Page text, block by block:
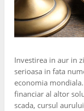
Investirea in aur in
serioasa in fata
economia
financiar al altor
scada, cursul